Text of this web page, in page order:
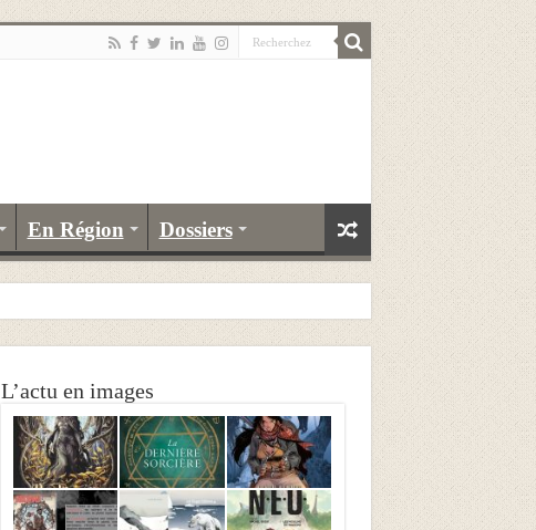
En Région Dossiers
L’actu en images